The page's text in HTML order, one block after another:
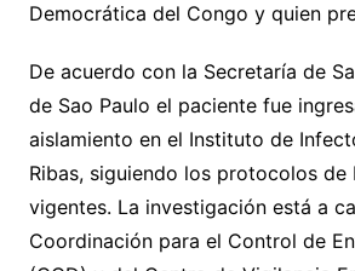
Democrática del Congo y quien
De acuerdo con la Secretaría de
de Sao Paulo el paciente fue
aislamiento en el Instituto de
Ribas, siguiendo los protocolos de
vigentes. La investigación está a
Coordinación para el Control de